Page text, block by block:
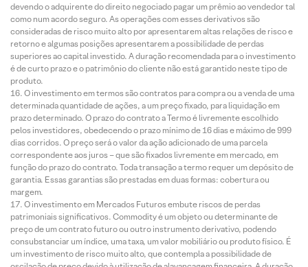
devendo o adquirente do direito negociado pagar um prêmio ao vendedor tal
como num acordo seguro. As operações com esses derivativos são
consideradas de risco muito alto por apresentarem altas relações de risco e
retorno e algumas posições apresentarem a possibilidade de perdas
superiores ao capital investido. A duração recomendada para o investimento
é de curto prazo e o patrimônio do cliente não está garantido neste tipo de
produto.
O investimento em termos são contratos para compra ou a venda de uma
determinada quantidade de ações, a um preço fixado, para liquidação em
prazo determinado. O prazo do contrato a Termo é livremente escolhido
pelos investidores, obedecendo o prazo mínimo de 16 dias e máximo de 999
dias corridos. O preço será o valor da ação adicionado de uma parcela
correspondente aos juros – que são fixados livremente em mercado, em
função do prazo do contrato. Toda transação a termo requer um depósito de
garantia. Essas garantias são prestadas em duas formas: cobertura ou
margem.
O investimento em Mercados Futuros embute riscos de perdas
patrimoniais significativos. Commodity é um objeto ou determinante de
preço de um contrato futuro ou outro instrumento derivativo, podendo
consubstanciar um índice, uma taxa, um valor mobiliário ou produto físico. É
um investimento de risco muito alto, que contempla a possibilidade de